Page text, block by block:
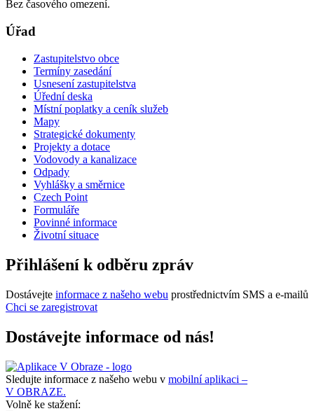
Bez časového omezení.
Úřad
Zastupitelstvo obce
Termíny zasedání
Usnesení zastupitelstva
Úřední deska
Místní poplatky a ceník služeb
Mapy
Strategické dokumenty
Projekty a dotace
Vodovody a kanalizace
Odpady
Vyhlášky a směrnice
Czech Point
Formuláře
Povinné informace
Životní situace
Přihlášení k odběru zpráv
Dostávejte informace z našeho webu prostřednictvím SMS a e-mailů
Chci se zaregistrovat
Dostávejte informace od nás!
Sledujte informace z našeho webu v mobilní aplikaci –
V OBRAZE.
Volně ke stažení: